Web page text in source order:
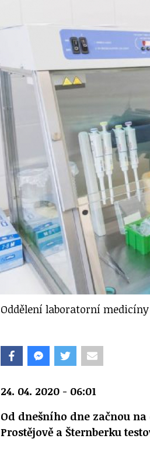
Oddělení laboratorní medicíny
24. 04. 2020 - 06:01
Od dnešního dne začnou
Prostějově a Šternberku